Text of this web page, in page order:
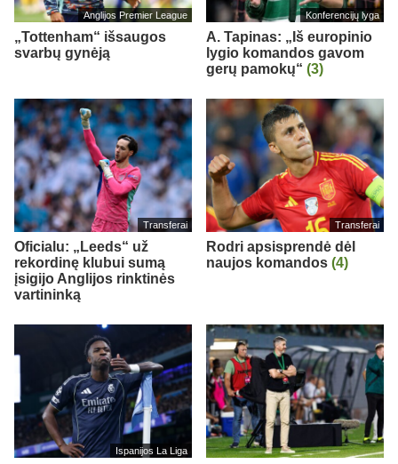
Anglijos Premier League
„Tottenham“ išsaugos
svarbų gynėją
Konferencijų lyga
A. Tapinas: „Iš europinio
lygio komandos gavom
gerų pamokų“ (3)
Transferai
Oficialu: „Leeds“ už
rekordinę klubui sumą
įsigijo Anglijos rinktinės
vartininką
Transferai
Rodri apsisprendė dėl
naujos komandos (4)
Ispanijos La Liga